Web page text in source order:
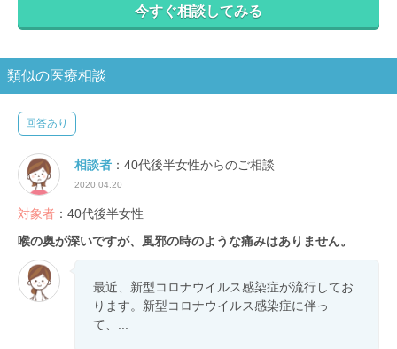
今すぐ相談してみる
類似の医療相談
回答あり
相談者 ：40代後半女性からのご相談
2020.04.20
対象者 ：40代後半女性
喉の奥が深いですが、風邪の時のような痛みはありません。
最近、新型コロナウイルス感染症が流行してお
ります。新型コロナウイルス感染症に伴っ
て、...